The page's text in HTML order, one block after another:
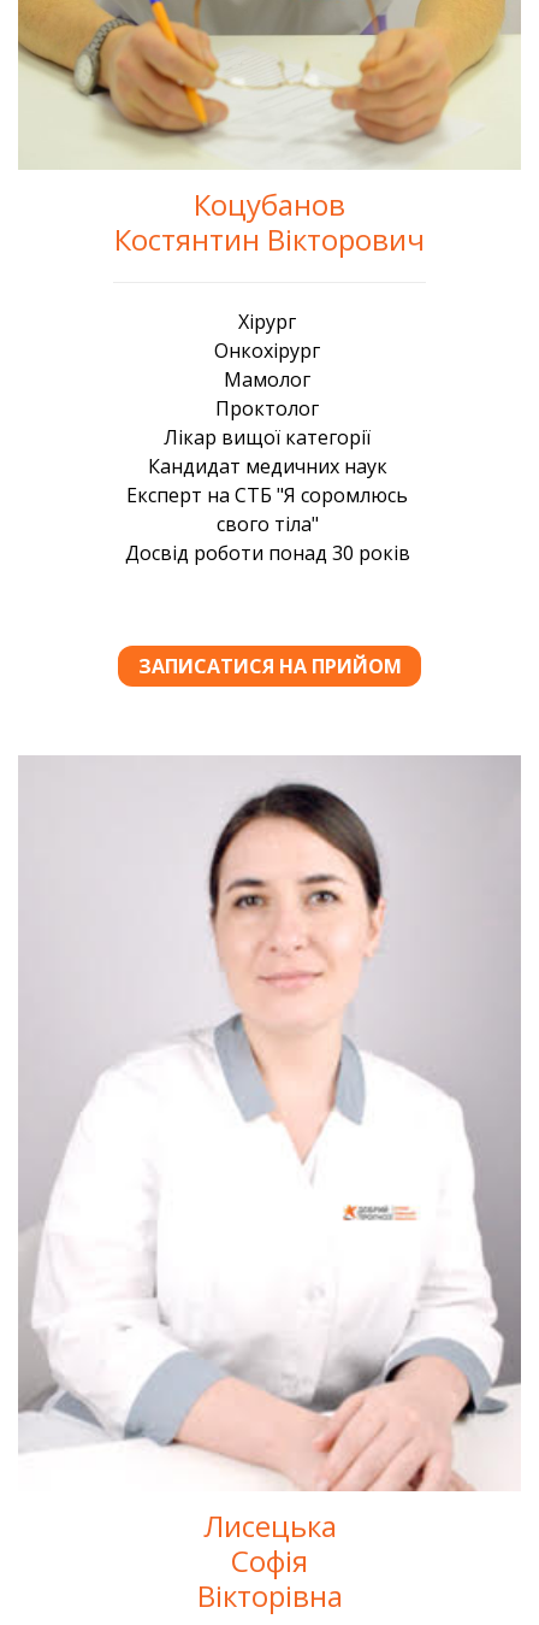
Коцубанов
Костянтин Вікторович
Лисецька
Софія
Вікторівна